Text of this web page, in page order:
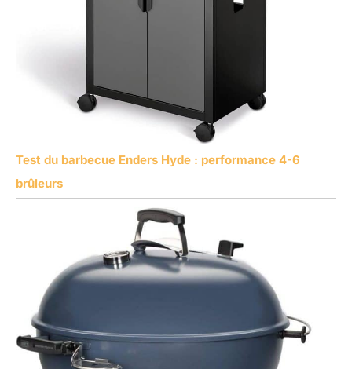
Test du barbecue Enders Hyde : performance 4-6
brûleurs